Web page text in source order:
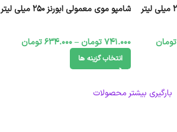
تومان
شامپو موی معمولی ابورنز 250 میلی لیتر
741.000تومان –
634.000تومان
انتخاب گزینه ها
بارگیری بیشتر محصولات